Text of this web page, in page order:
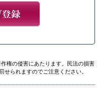
権の侵害にあたります。民法の損害
せられますのでご注意ください。